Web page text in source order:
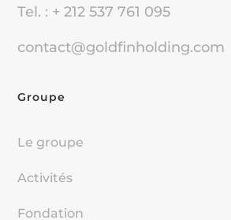
Tel. : + 212 537 761 095
contact@goldfinholding.com
Groupe
Le groupe
Activités
Fondation